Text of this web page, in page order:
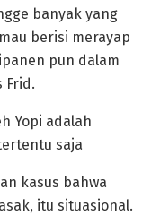
banyak yang
berisi merayap
pun dalam
Frid.
Yopi adalah
saja
kasus bahwa
itu situasional.